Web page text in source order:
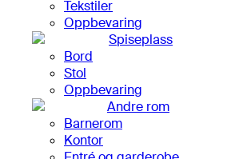
Tekstiler
Oppbevaring
Spiseplass
Bord
Stol
Oppbevaring
Andre rom
Barnerom
Kontor